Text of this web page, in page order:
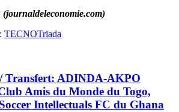
TECNOTriada
Transfert: ADINDA-AKPO
Amis du Monde du Togo,
Soccer Intellectuals FC du Ghana